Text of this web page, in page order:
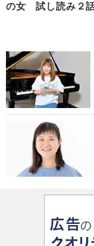
の女 試し読み２